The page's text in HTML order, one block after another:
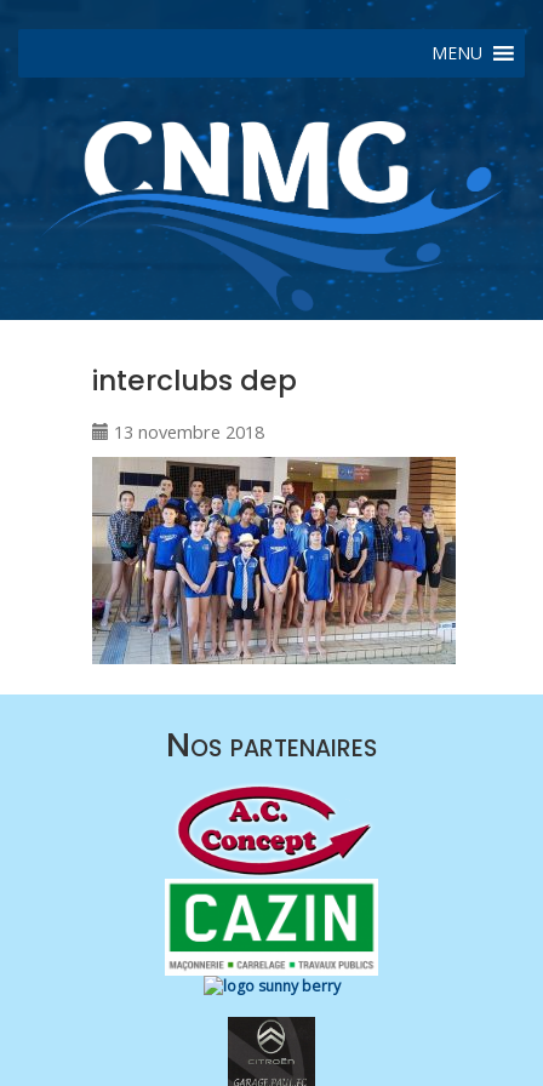
MENU
interclubs dep
13 novembre 2018
Nos partenaires